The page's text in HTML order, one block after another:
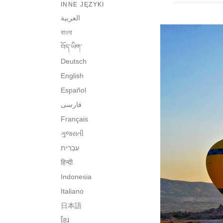
INNE JĘZYKI
العربية
বাংলা
བོད་ཡིག་
Deutsch
English
Español
فارسی
Français
ગુજરાતી
हिन्दी
Indonesia
Italiano
日本語
ខ្មែរ